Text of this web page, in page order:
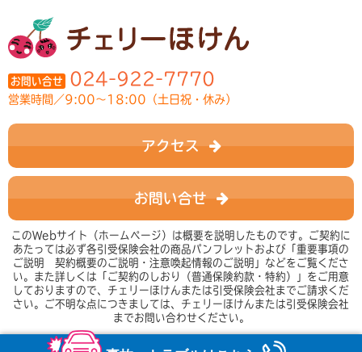
お問い合せ 024-922-7770
営業時間／9:00～18:00（土日祝・休み）
アクセス
お問い合せ
このWebサイト（ホームページ）は概要を説明したものです。ご契約に
あたっては必ず各引受保険会社の商品パンフレットおよび「重要事項の
ご説明 契約概要のご説明・注意喚起情報のご説明」などをご覧くださ
い。また詳しくは「ご契約のしおり（普通保険約款・特約）」をご用意
しておりますので、チェリーほけんまたは引受保険会社までご請求くだ
さい。ご不明な点につきましては、チェリーほけんまたは引受保険会社
までお問い合わせください。